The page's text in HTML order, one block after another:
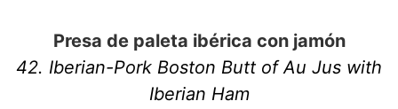
Presa de paleta ibérica con jamón
42. Iberian-Pork Boston Butt of Au Jus with
Iberian Ham